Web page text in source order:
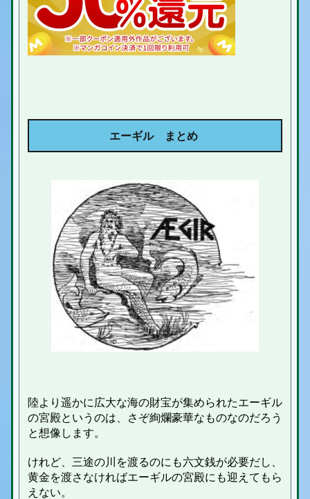
エーギル まとめ
陸より遥かに広大な海の財宝が集められたエーギル
の宮殿というのは、さぞ絢爛豪華なものなのだろう
と想像します。
けれど、三途の川を渡るのにも六文銭が必要だし、
黄金を渡さなければエーギルの宮殿にも迎えてもら
えない。